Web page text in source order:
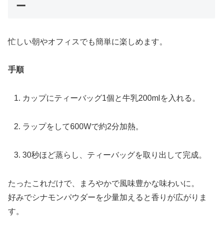
ー
忙しい朝やオフィスでも簡単に楽しめます。
手順
カップにティーバッグ1個と牛乳200mlを入れる。
ラップをして600Wで約2分加熱。
30秒ほど蒸らし、ティーバッグを取り出して完成。
たったこれだけで、まろやかで風味豊かな味わいに。
好みでシナモンパウダーを少量加えると香りが広がりま
す。